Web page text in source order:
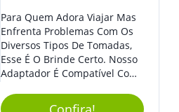
Para Quem Adora Viajar Mas
Enfrenta Problemas Com Os
Diversos Tipos De Tomadas,
Esse É O Brinde Certo. Nosso
Adaptador É Compatível Com
Diferentes Países E Com